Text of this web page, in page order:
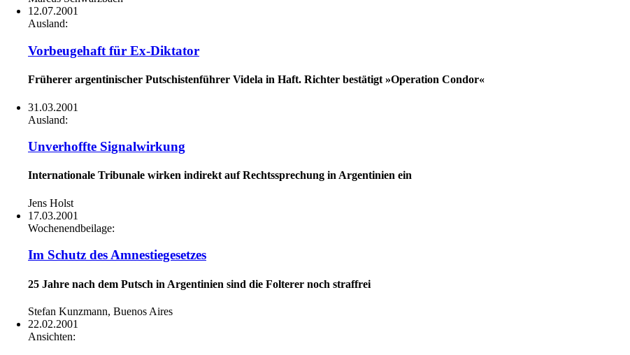
12.07.2001
Ausland:
Vorbeugehaft für Ex-Diktator
Früherer argentinischer Putschistenführer Videla in Haft. Richter bestätigt »Operation Condor«
31.03.2001
Ausland:
Unverhoffte Signalwirkung
Internationale Tribunale wirken indirekt auf Rechtssprechung in Argentinien ein
Jens Holst
17.03.2001
Wochenendbeilage:
Im Schutz des Amnestiegesetzes
25 Jahre nach dem Putsch in Argentinien sind die Folterer noch straffrei
Stefan Kunzmann, Buenos Aires
22.02.2001
Ansichten: